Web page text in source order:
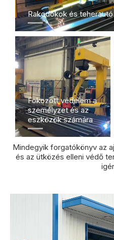
Rakodókok és
Fokozott védelem a
személyzet és az
eszközök számára​​​​​​
Mindegyik forgatókönyv az
és az ütközés elleni védő